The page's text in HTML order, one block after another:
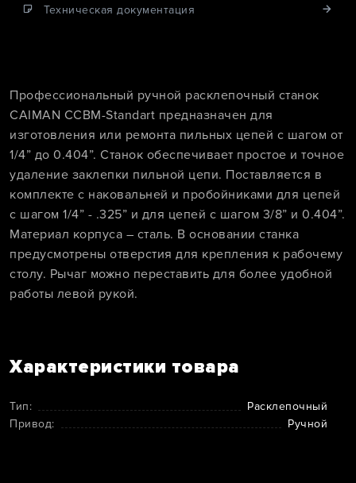
Техническая документация
Профессиональный ручной расклепочный станок
CAIMAN CCBM-Standart предназначен для
изготовления или ремонта пильных цепей с шагом от
1/4” до 0.404”. Станок обеспечивает простое и точное
удаление заклепки пильной цепи. Поставляется в
комплекте с наковальней и пробойниками для цепей
с шагом 1/4” - .325” и для цепей с шагом 3/8” и 0.404”.
Материал корпуса – сталь. В основании станка
предусмотрены отверстия для крепления к рабочему
столу. Рычаг можно переставить для более удобной
работы левой рукой.
Характеристики товара
Тип:
Расклепочный
Привод:
Ручной